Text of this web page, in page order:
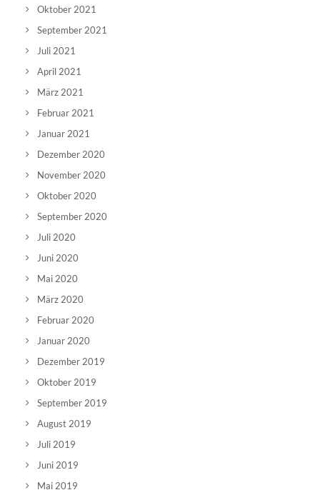
Oktober 2021
September 2021
Juli 2021
April 2021
März 2021
Februar 2021
Januar 2021
Dezember 2020
November 2020
Oktober 2020
September 2020
Juli 2020
Juni 2020
Mai 2020
März 2020
Februar 2020
Januar 2020
Dezember 2019
Oktober 2019
September 2019
August 2019
Juli 2019
Juni 2019
Mai 2019